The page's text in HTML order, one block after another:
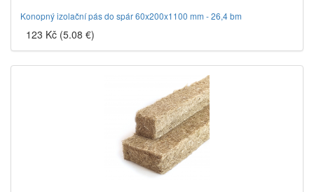
Konopný izolační pás do spár 60x200x1100 mm - 26,4 bm
123 Kč (5.08 €)